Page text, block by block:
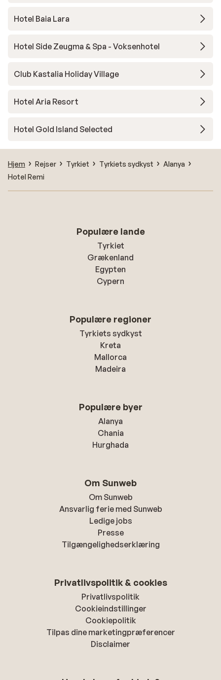
tid,
jeres
men
Hotel Baia Lara
Hotel Side Zeugma & Spa - Voksenhotel
Club Kastalia Holiday Village
Hotel Aria Resort
Hotel Gold Island Selected
Hjem Rejser Tyrkiet Tyrkiets sydkyst
Alanya
Hotel Remi
Populære lande
Tyrkiet
Grækenland
Egypten
Cypern
Populære regioner
Tyrkiets sydkyst
Kreta
Mallorca
Madeira
Populære byer
Alanya
Chania
Hurghada
Om Sunweb
Om Sunweb
Ansvarlig ferie med Sunweb
Ledige jobs
Presse
Tilgængelighedserklæring
Privatlivspolitik & cookies
Privatlivspolitik
Cookieindstillinger
Cookiepolitik
Tilpas dine marketingpræferencer
Disclaimer